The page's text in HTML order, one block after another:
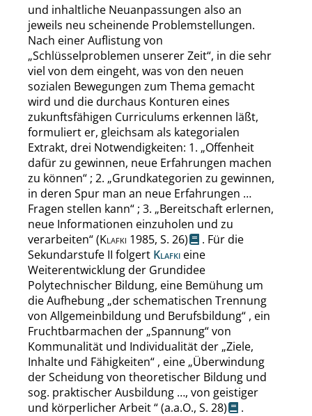
und inhaltliche Neuanpassungen also an
jeweils neu scheinende Problemstellungen.
Nach einer Auflistung von
„Schlüsselproblemen unserer Zeit“, in die sehr
viel von dem eingeht, was von den neuen
sozialen Bewegungen zum Thema gemacht
wird und die durchaus Konturen eines
zukunftsfähigen Curriculums erkennen läßt,
formuliert er, gleichsam als kategorialen
Extrakt, drei Notwendigkeiten: 1. „Offenheit
dafür zu gewinnen, neue Erfahrungen machen
zu können“ ; 2. „Grundkategorien zu gewinnen,
in deren Spur man an neue Erfahrungen …
Fragen stellen kann“ ; 3. „Bereitschaft erlernen,
neue Informationen einzuholen und zu
verarbeiten“(Klafki 1985, S. 26)
. Für die
Sekundarstufe II folgert Klafki eine
Weiterentwicklung der Grundidee
Polytechnischer Bildung, eine Bemühung um
die Aufhebung „der schematischen Trennung
von Allgemeinbildung und Berufsbildung“ , ein
Fruchtbarmachen der „Spannung“von
Kommunalität und Individualität der „Ziele,
Inhalte und Fähigkeiten“ , eine „Überwindung
der Scheidung von theoretischer Bildung und
sog. praktischer Ausbildung …, von geistiger
und körperlicher Arbeit“(a.a.O., S. 28) .